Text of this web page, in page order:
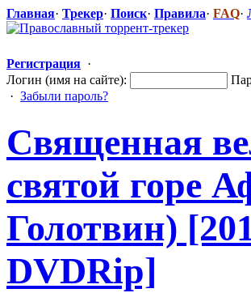
Главная· Трекер· Поиск· Правила· FAQ·
Регистрация ·
Логин (имя на сайте):
· Забыли пароль?
Священная
святой горе
Голотвин)
DVDRip]